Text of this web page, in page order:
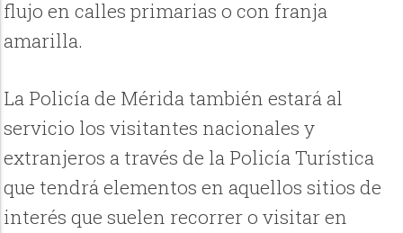
flujo en calles primarias o con franja
amarilla.
La Policía de Mérida también estará al
servicio los visitantes nacionales y
extranjeros a través de la Policía Turística
que tendrá elementos en aquellos sitios de
interés que suelen recorrer o visitar en